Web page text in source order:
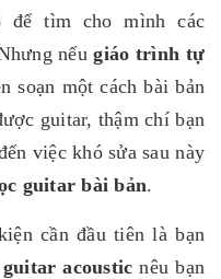
để tìm cho mình các
nếugiáo trình tự
soạn một cách bài bản
guitar, thậm chí bạn
việc khó sửa sau này
guitar bài bản.
cần đầu tiên là bạn
guitar acoustic nêu bạn